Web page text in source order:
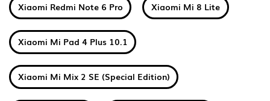
Xiaomi Redmi Note 6 Pro Xiaomi Mi 8 Lite
Xiaomi Mi Pad 4 Plus 10.1
Xiaomi Mi Mix 2 SE (Special Edition)